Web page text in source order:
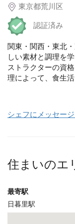
東京都荒川区
認証済み
関東・関西・東北
しい素材と調理を
ストラクターの資
理によって、食生
シェフにメッセー
住まいのエ
最寄駅
日暮里駅